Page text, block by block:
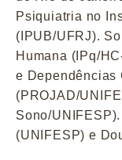
Psiquiatria no
(IPUB/UFRJ).
Humana (IPq/
e Dependências
(PROJAD/
Sono/
(UNIFESP) e